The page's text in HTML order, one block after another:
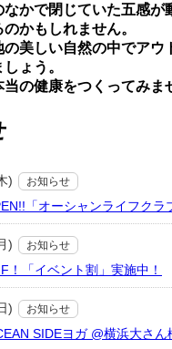
なかで閉じていた五感が
かもしれません。
美しい⾃然の中でアウ
ょう。
の健康をつくってみま
) お知らせ
「オーシャンライフクラ
) お知らせ
！「イベント割」実施中！
) お知らせ
SIDEヨガ @横浜大さん